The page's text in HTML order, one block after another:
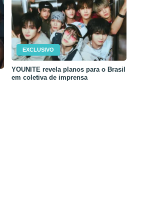
EXCLUSIVO
YOUNITE revela planos para o Brasil
em coletiva de imprensa